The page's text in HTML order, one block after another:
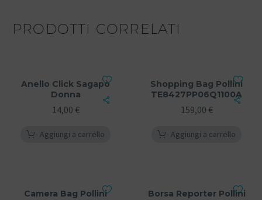
PRODOTTI CORRELATI
Anello Click Sagapò
Donna
14,00 €
Aggiungi a carrello
Shopping Bag Pollini
TE8427PP06Q1100A
159,00 €
Aggiungi a carrello
Camera Bag Pollini
Borsa Reporter Pollini